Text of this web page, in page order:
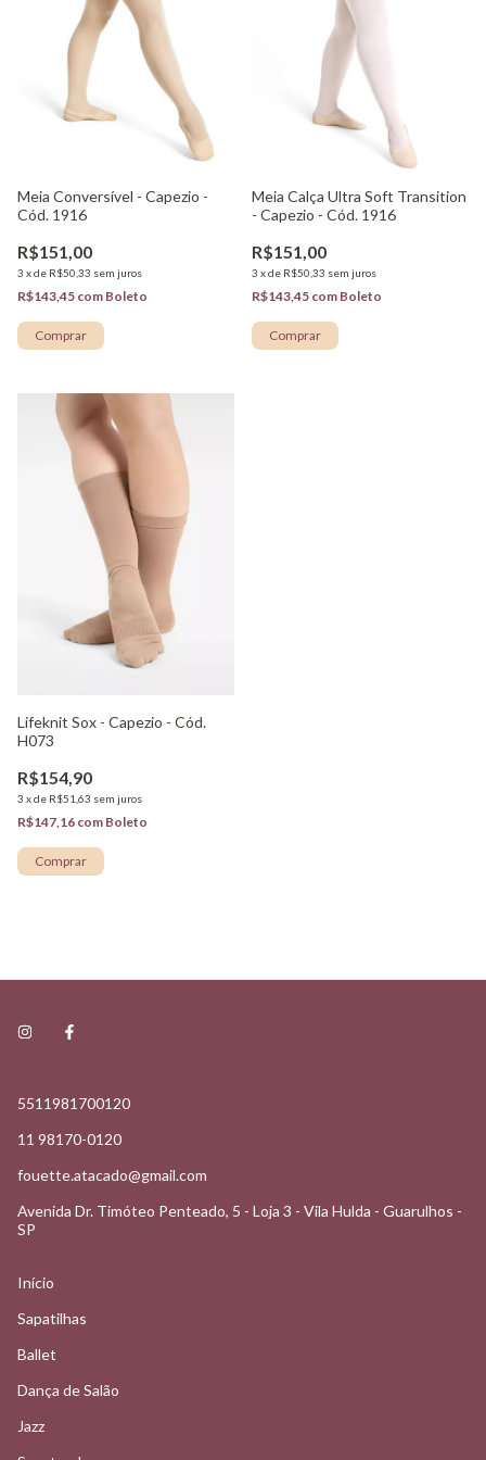
Meia Conversível - Capezio -
Cód. 1916
R$151,00
3 xde R$50,33 sem juros
R$143,45 com Boleto
Comprar
Meia Calça Ultra Soft Transition
- Capezio - Cód. 1916
R$151,00
3 xde R$50,33 sem juros
R$143,45 com Boleto
Comprar
Lifeknit Sox - Capezio - Cód.
H073
R$154,90
3 xde R$51,63 sem juros
R$147,16 com Boleto
Comprar
5511981700120
11 98170-0120
fouette.atacado@gmail.com
Avenida Dr. Timóteo Penteado, 5 - Loja 3 - Vila Hulda - Guarulhos -
SP
Início
Sapatilhas
Ballet
Dança de Salão
Jazz